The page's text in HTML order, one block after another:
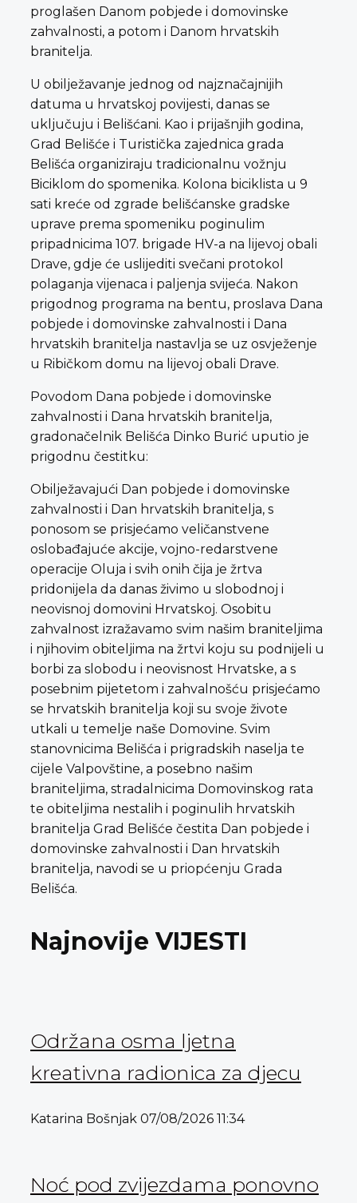
proglašen Danom pobjede i domovinske
zahvalnosti, a potom i Danom hrvatskih
branitelja.
U obilježavanje jednog od najznačajnijih
datuma u hrvatskoj povijesti, danas se
uključuju i Belišćani. Kao i prijašnjih godina,
Grad Belišće i Turistička zajednica grada
Belišća organiziraju tradicionalnu vožnju
Biciklom do spomenika. Kolona biciklista u 9
sati kreće od zgrade belišćanske gradske
uprave prema spomeniku poginulim
pripadnicima 107. brigade HV-a na lijevoj obali
Drave, gdje će uslijediti svečani protokol
polaganja vijenaca i paljenja svijeća. Nakon
prigodnog programa na bentu, proslava Dana
pobjede i domovinske zahvalnosti i Dana
hrvatskih branitelja nastavlja se uz osvježenje
u Ribičkom domu na lijevoj obali Drave.
Povodom Dana pobjede i domovinske
zahvalnosti i Dana hrvatskih branitelja,
gradonačelnik Belišća Dinko Burić uputio je
prigodnu čestitku:
Obilježavajući Dan pobjede i domovinske
zahvalnosti i Dan hrvatskih branitelja, s
ponosom se prisjećamo veličanstvene
oslobađajuće akcije, vojno-redarstvene
operacije Oluja i svih onih čija je žrtva
pridonijela da danas živimo u slobodnoj i
neovisnoj domovini Hrvatskoj. Osobitu
zahvalnost izražavamo svim našim braniteljima
i njihovim obiteljima na žrtvi koju su podnijeli u
borbi za slobodu i neovisnost Hrvatske, a s
posebnim pijetetom i zahvalnošću prisjećamo
se hrvatskih branitelja koji su svoje živote
utkali u temelje naše Domovine. Svim
stanovnicima Belišća i prigradskih naselja te
cijele Valpovštine, a posebno našim
braniteljima, stradalnicima Domovinskog rata
te obiteljima nestalih i poginulih hrvatskih
branitelja Grad Belišće čestita Dan pobjede i
domovinske zahvalnosti i Dan hrvatskih
branitelja, navodi se u priopćenju Grada
Belišća.
Najnovije VIJESTI
Održana osma ljetna
kreativna radionica za djecu
Katarina Bošnjak 07/08/2026 11:34
Noć pod zvijezdama ponovno